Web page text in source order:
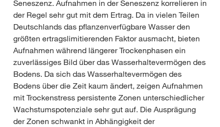
Seneszenz. Aufnahmen in der Seneszenz korrelieren in
der Regel sehr gut mit dem Ertrag. Da in vielen Teilen
Deutschlands das pflanzenverfügbare Wasser den
größten ertragslimitierenden Faktor ausmacht, bieten
Aufnahmen während längerer Trockenphasen ein
zuverlässiges Bild über das Wasserhaltevermögen des
Bodens. Da sich das Wasserhaltevermögen des
Bodens über die Zeit kaum ändert, zeigen Aufnahmen
mit Trockenstress persistente Zonen unterschiedlicher
Wachstumspotenziale sehr gut auf. Die Ausprägung
der Zonen schwankt in Abhängigkeit der